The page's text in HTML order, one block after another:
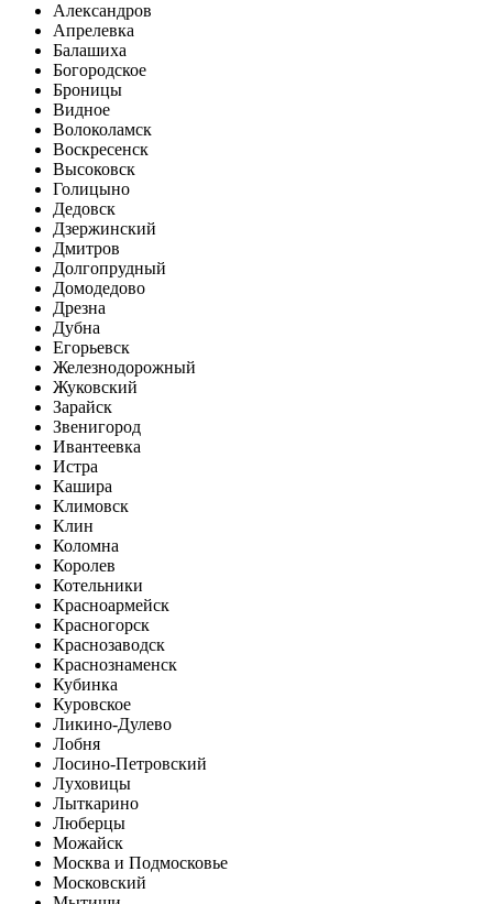
Александров
Апрелевка
Балашиха
Богородское
Броницы
Видное
Волоколамск
Воскресенск
Высоковск
Голицыно
Дедовск
Дзержинский
Дмитров
Долгопрудный
Домодедово
Дрезна
Дубна
Егорьевск
Железнодорожный
Жуковский
Зарайск
Звенигород
Ивантеевка
Истра
Кашира
Климовск
Клин
Коломна
Королев
Котельники
Красноармейск
Красногорск
Краснозаводск
Краснознаменск
Кубинка
Куровское
Ликино-Дулево
Лобня
Лосино-Петровский
Луховицы
Лыткарино
Люберцы
Можайск
Москва и Подмосковье
Московский